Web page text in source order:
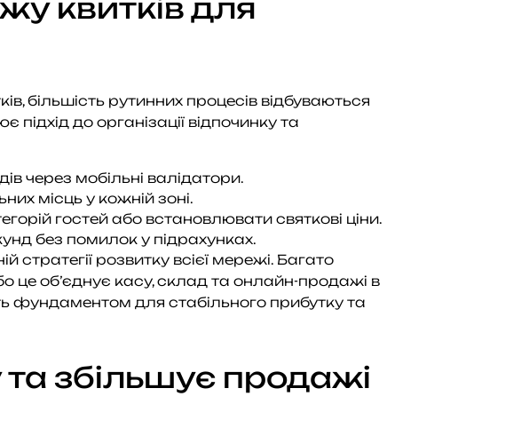
квитків для
більшість рутинних процесів відбуваються
до організації відпочинку та
через мобільні валідатори.
місць у кожній зоні.
гостей або встановлювати святкові ціни.
без помилок у підрахунках.
розвитку всієї мережі. Багато
це об’єднує касу, склад та онлайн-продажі в
фундаментом для стабільного прибутку та
збільшує продажі